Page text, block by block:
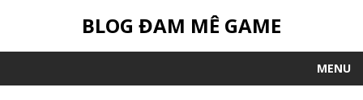
BLOG ĐAM MÊ GAME
MENU